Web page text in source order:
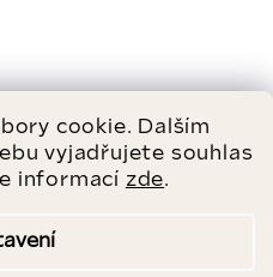
cookie. Dalším
vyjadřujete souhlas
informací zde.